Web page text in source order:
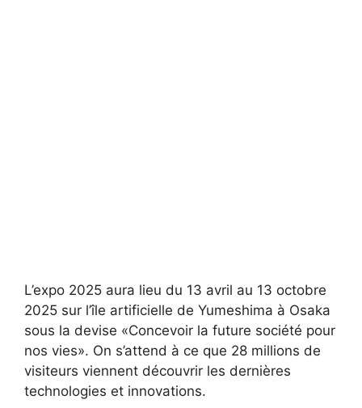
L’expo 2025 aura lieu du 13 avril au 13 octobre
2025 sur l’île artificielle de Yumeshima à Osaka
sous la devise «Concevoir la future société pour
nos vies». On s’attend à ce que 28 millions de
visiteurs viennent découvrir les dernières
technologies et innovations.